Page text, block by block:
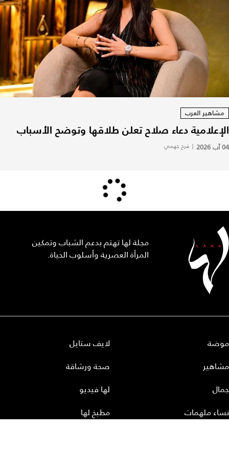
مشاهير العرب
الإعلامية دعاء صلاح تعلن طلاقها وتوضح الأسباب
04 آب 2026 | فرح جهمي
مجلة لها تهتم بدعم الشباب وتمكين
المرأة العصرية وأسلوب الحياة.
موضة
مشاهير
جمال
نساء ملهمات
لايف ستايل
صحة ورشاقة
لها فيديو
مطبخ لها